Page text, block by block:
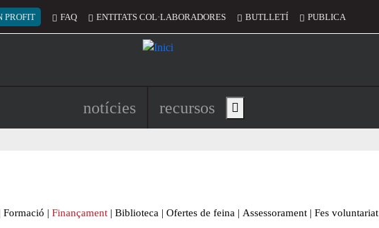
del compte d'usuari
PROFIT FAQ ENTITATS COL·LABORADORES BUTLLETÍ PUBLICA
Navegació principal de l'encapçalament
notícies recursos Show main menu
Formació | Finançament | Biblioteca | Ofertes de feina | Assessorament | Fes voluntariat